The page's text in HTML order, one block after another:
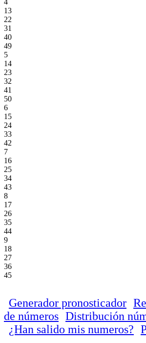
13
22
31
40
49
5
14
23
32
41
50
6
15
24
33
42
7
16
25
34
43
8
17
26
35
44
9
18
27
36
45
Generador pronosticador
de números Distribución
¿Han salido mis numeros?